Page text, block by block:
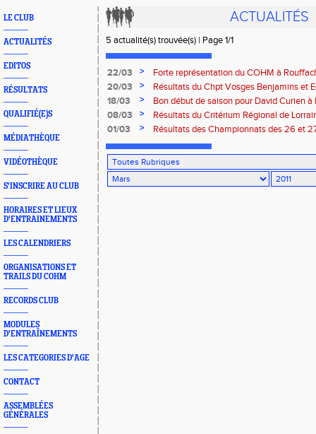
LE CLUB
ACTUALITÉS
EDITOS
RÉSULTATS
QUALIFIÉ(E)S
MÉDIATHÈQUE
VIDÉOTHÈQUE
S'INSCRIRE AU CLUB
HORAIRES ET LIEUX
D'ENTRAINEMENTS
LES CALENDRIERS
ORGANISATIONS ET
TRAILS DU COHM
RECORDS CLUB
MODULES
D'ENTRAÎNEMENTS
LES CATEGORIES D'AGE
CONTACT
ASSEMBLÉES
GÉNÉRALES
ACTUALITÉS
5 actualité(s) trouvée(s) | Page 1/1
22/03 >
Forte représentation du COHM à
20/03
>
Résultats du Chpt Vosges Benjamins et
mars 2011 à Vittel
18/03 >
Bon début de saison pour David Curien à
08/03
>
Résultats du Critérium Régional de
01/03
> Résultats des Championnats des 26 et